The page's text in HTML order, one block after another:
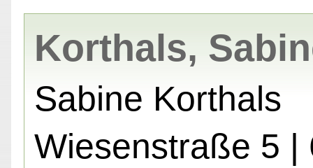
Korthals,
Sabine Korthals
Wiesenstraße 5 |